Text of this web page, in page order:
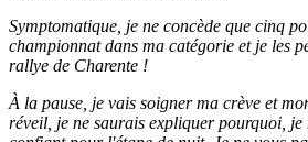
Symptomatique, je ne concède que cinq
championnat dans ma catégorie et je les
rallye de Charente !
À la pause, je vais soigner ma crève et
réveil, je ne saurais expliquer pourquoi, je